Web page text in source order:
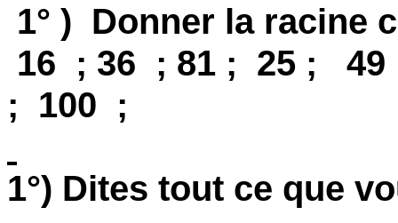
1° ) Donner la racine
16 ; 36 ; 81 ; 25 ;
49
; 100 ;
1°) Dites tout ce que